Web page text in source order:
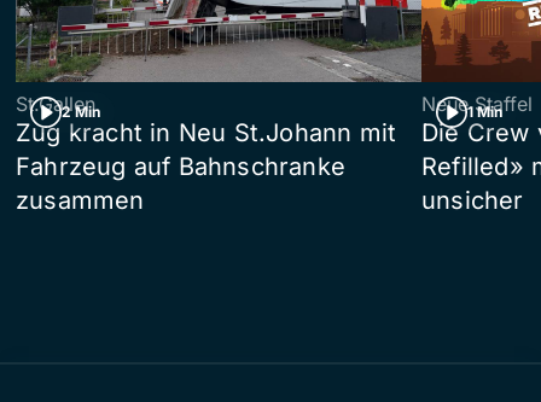
2 Min
St.Gallen
Zug kracht in Neu St.Johann mit
Fahrzeug auf Bahnschranke
zusammen
1 Min
Neue Staffel
Die Crew
Refilled»
unsicher